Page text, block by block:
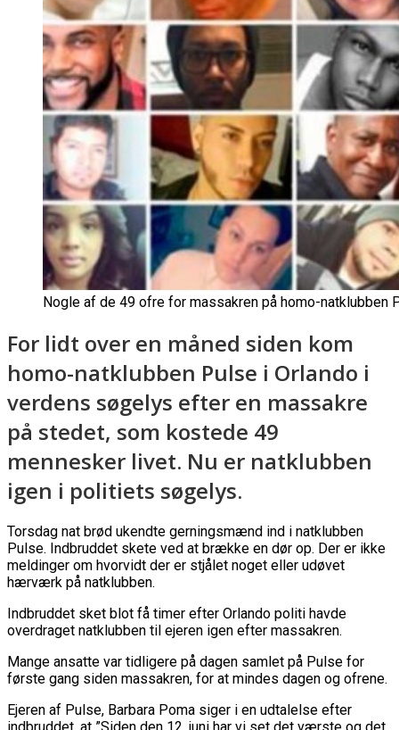
Nogle af de 49 ofre for massakren på homo-natklubben
For lidt over en måned siden kom
homo-natklubben Pulse i Orlando i
verdens søgelys efter en massakre
på stedet, som kostede 49
mennesker livet. Nu er natklubben
igen i politiets søgelys.
Torsdag nat brød ukendte gerningsmænd ind i natklubben
Pulse. Indbruddet skete ved at brække en dør op. Der er ikke
meldinger om hvorvidt der er stjålet noget eller udøvet
hærværk på natklubben.
Indbruddet sket blot få timer efter Orlando politi havde
overdraget natklubben til ejeren igen efter massakren.
Mange ansatte var tidligere på dagen samlet på Pulse for
første gang siden massakren, for at mindes dagen og ofrene.
Ejeren af Pulse, Barbara Poma siger i en udtalelse efter
indbruddet, at ”Siden den 12. juni har vi set det værste og det